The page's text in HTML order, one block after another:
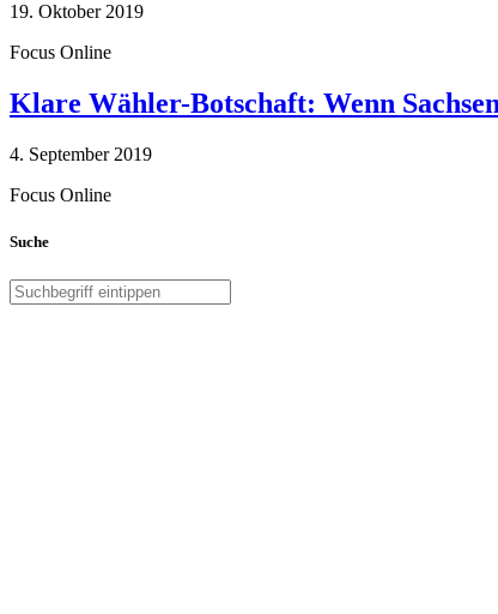
19. Oktober 2019
Focus Online
Klare Wähler-Botschaft: Wenn
4. September 2019
Focus Online
Suche